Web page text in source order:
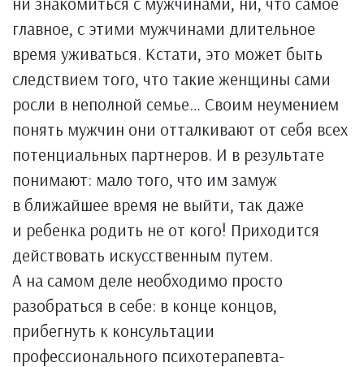
главное, с этими мужчинами длительное
время уживаться. Кстати, это может быть
следствием того, что такие женщины сами
росли в неполной семье… Своим неумением
понять мужчин они отталкивают от себя всех
потенциальных партнеров. И в результате
понимают: мало того, что им замуж
в ближайшее время не выйти, так даже
и ребенка родить не от кого! Приходится
действовать искусственным путем.
А на самом деле необходимо просто
разобраться в себе: в конце концов,
прибегнуть к консультации
профессионального психотерапевта-